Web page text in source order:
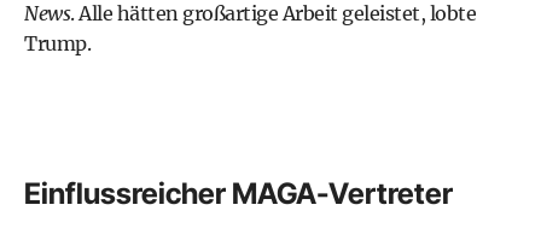
News. Alle hätten großartige Arbeit geleistet, lobte
Trump.
Einflussreicher MAGA-Vertreter